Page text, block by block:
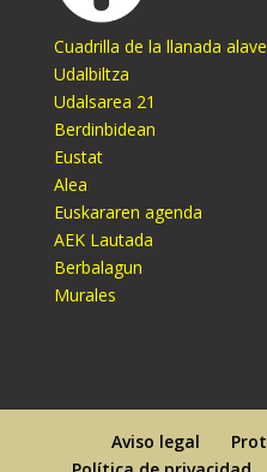
Cuadrilla de la llanada
Udalbiltza
Udalsarea 21
Berdinbidean
Eustat
Alea
Euskararen agenda
AEK Lautada
Berbalagun
Murales
Aviso legal